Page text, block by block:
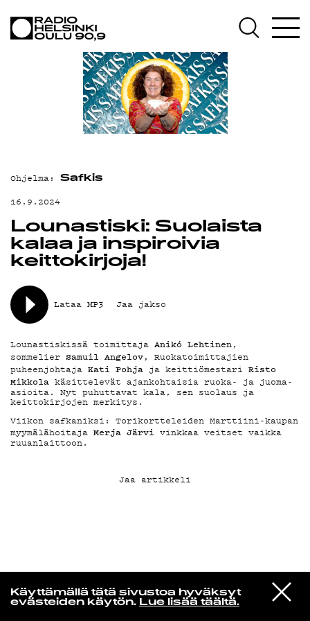
Käyttämällä tätä sivustoa hyväksyt
evästeiden käytön. Lue lisää täältä.
VIESTI
STUDIOON
MUSAMUSA
AJANKOHTAISTA
OHJELMAT
TEKIJÄT
ON-DEMAND
MAINOSTA
YHTEYSTIEDOT
G LIVELAB
YSTÄVÄKLUBI
TIETOSUOJA
KIRJAUDU SISÄÄN
Ohjelma: Safkis
16.9.2024
Lounastiski: Suolaista
kalaa ja inspiroivia
keittokirjoja!
Lataa MP3 Jaa jakso
Lounastiskissä toimittaja Anikó Lehtinen,
sommelier Samuil Angelov, Ruokatoimittajien
puheenjohtaja Kati Pohja ja keittiömestari Risto
Mikkola käsittelevät ajankohtaisia ruoka- ja juoma-
asioita. Nyt puhuttavat kala, sen suolaus ja
keittokirjojen merkitys.
Viikon safkaniksi: Torikortteleiden Marttiini-kaupan
myymälähoitaja Merja Järvi vinkkaa veitset vaikka
ruuanlaittoon.
Jaa artikkeli